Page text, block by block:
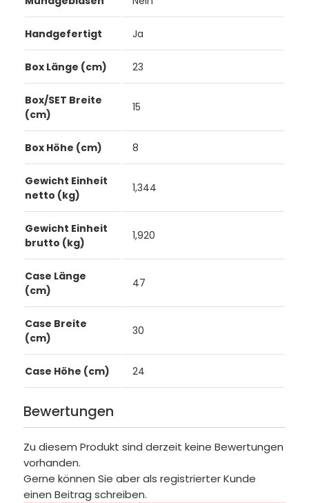
Handgefertigt Ja
Box Länge (cm) 23
Box/SET Breite
(cm)
15
Box Höhe (cm) 8
Gewicht Einheit
netto (kg)
1,344
Gewicht Einheit
brutto (kg)
1,920
Case Länge
(cm)
47
Case Breite
(cm)
30
Case Höhe (cm) 24
Bewertungen
Zu diesem Produkt sind derzeit keine Bewertungen
vorhanden.
Gerne können Sie aber als registrierter Kunde
einen Beitrag schreiben.